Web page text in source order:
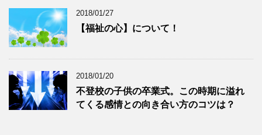
2018/01/27
【福祉の心】について！
2018/01/20
不登校の子供の卒業式。この時期に溢れ
てくる感情との向き合い方のコツは？